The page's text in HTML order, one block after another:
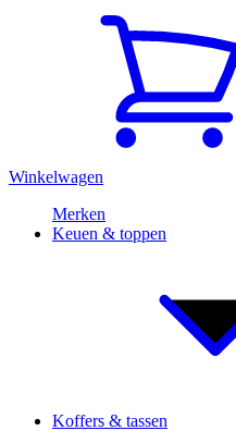
Winkelwagen
Merken
Keuen & toppen
Koffers & tassen